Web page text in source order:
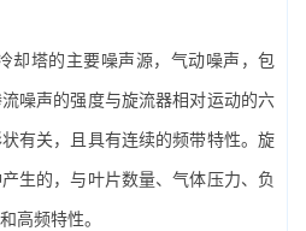
却塔的主要噪声源，气动噪声，包
噪声的强度与旋流器相对运动的六
有关，且具有连续的频带特性。旋
生的，与叶片数量、气体压力、负
高频特性。